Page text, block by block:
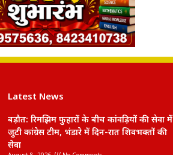
Latest News
बड़ौत: रिमझिम फुहारों के बीच कांवड़ियों की सेवा में
जुटी कांग्रेस टीम, भंडारे में दिन-रात शिवभक्तों की
सेवा